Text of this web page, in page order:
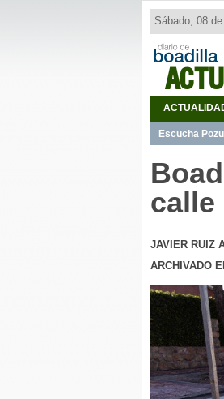
Sábado, 08
Escucha
calle
JAVIER RUIZ
ARCHIVADO